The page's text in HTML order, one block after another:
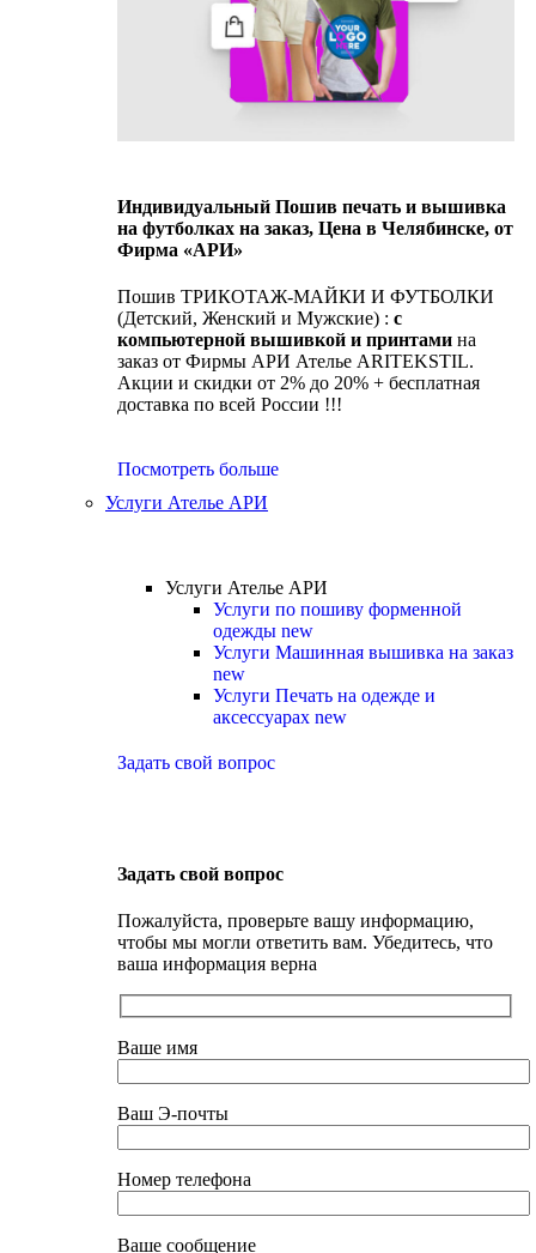
Индивидуальный Пошив печать и вышивка
на футболках на заказ, Цена в Челябинске, от
Фирма «АРИ»
Пошив ТРИКОТАЖ-МАЙКИ И ФУТБОЛКИ
(Детский, Женский и Мужские) : с
компьютерной вышивкой и принтами на
заказ от Фирмы АРИ Ателье ARITEKSTIL.
Акции и скидки от 2% до 20% + бесплатная
доставка по всей России !!!
Посмотреть больше
Услуги Ателье АРИ
Услуги Ателье АРИ
Услуги по пошиву форменной
одежды new
Услуги Машинная вышивка на заказ
new
Услуги Печать на одежде и
аксессуарах new
Задать свой вопрос
Задать свой вопрос
Пожалуйста, проверьте вашу информацию,
чтобы мы могли ответить вам. Убедитесь, что
ваша информация верна
Ваше имя
Ваш Э-почты
Номер телефона
Ваше сообщение